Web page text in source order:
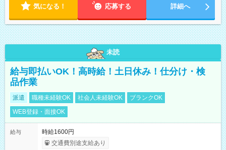
気になる！ 応募する 詳細へ
未読
給与即払いOK！高時給！土日休み！仕分け・検
品作業
派遣 職種未経験OK 社会人未経験OK
ブランクOK
WEB登録・面接OK
給与
時給1600円
交通費別途支給あり